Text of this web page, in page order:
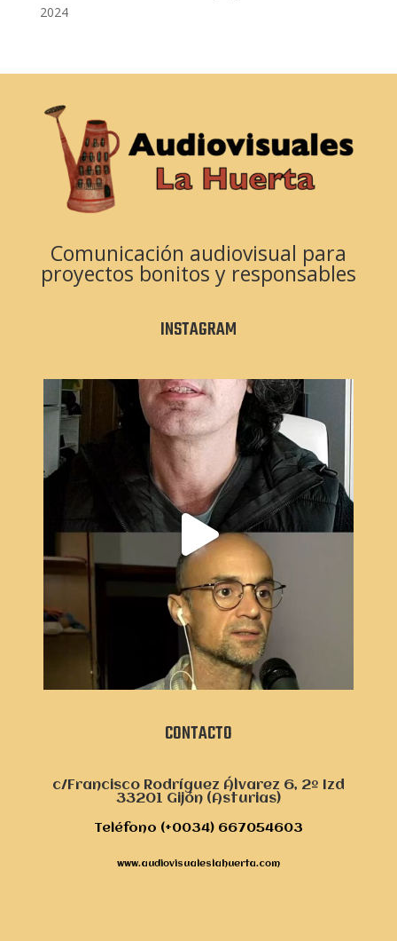
2024
Comunicación audiovisual para
proyectos bonitos y responsables
INSTAGRAM
CONTACTO
c/Francisco Rodríguez Álvarez 6, 2º Izd
33201 Gijón (Asturias)
Teléfono (+0034) 667054603
www.audiovisualeslahuerta.com